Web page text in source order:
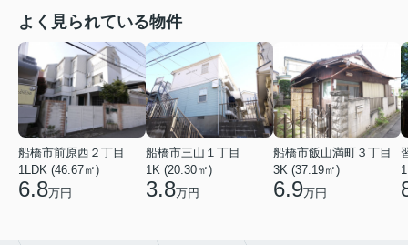
よく見られている物件
船橋市前原西２丁目
1LDK (46.67㎡)
6.8万円
船橋市三山１丁目
1K (20.30㎡)
3.8万円
船橋市飯山満町３丁目
3K (37.19㎡)
6.9万円